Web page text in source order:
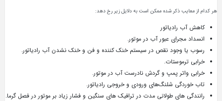
هر کدام از معایب ذکر شده ممکن است به دلایل زیر رخ دهد:
کاهش آب رادیاتور
انسداد مجرای عبور آب در موتور.
رسوب یا وجود نقص در سیستم خنک کننده و فن و خنک‌ نشدن آب رادیاتور.
خرابی ترموستات.
خرابی واتر پمپ و گردش نادرست آب در موتور.
تاب خوردگی شلنگ‌های ورودی و خروجی رادیاتور.
رانندگی‌ های طولانی مدت در ترافیک‌ های سنگین و فشار زیاد بر موتور در فصل گرما.